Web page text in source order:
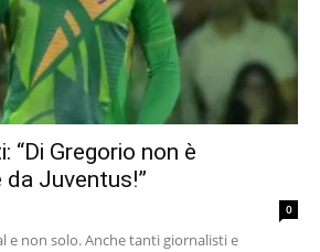
“Di Gregorio non è
Juventus!”
0
e non solo. Anche tanti giornalisti e